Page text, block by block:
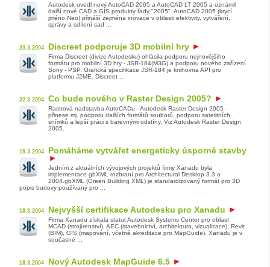
Autodesk uvedl nový AutoCAD 2005 a AutoCAD LT 2005 a oznámil
další nové CAD a GIS produkty řady "2005". AutoCAD 2005 (krycí
jméno Neo) přináší zejména inovace v oblasti efektivity, vytváření,
správy a sdílení sad ...
23.3.2004 Discreet podporuje 3D mobilní hry
Firma Discreet (divize Autodesku) ohlásila podporu nejnovějšího
formátu pro mobilní 3D hry - JSR-184(M3G) a podporu nového zařízení
Sony - PSP. Grafická specifikace JSR-184 je knihovna API pro
platformu J2ME. Discreet ...
22.3.2004 Co bude nového v Raster Design 2005?
Rastrová nadstavba AutoCADu - Autodesk Raster Design 2005 -
přinese mj. podporu dalších formátů souborů, podporu satelitních
snímků a lepší práci s barevnými odstíny. Viz Autodesk Raster Design
2005.
19.3.2004 Pomáháme vytvářet energeticky úsporné stavby
Jedním z aktuálních vývojových projektů firmy Xanadu byla
implementace gbXML rozhraní pro Architectural Desktop 3.3 a
2004.gbXML (Green Building XML) je standardizovaný formát pro 3D
popis budovy používaný pro ...
18.3.2004 Nejvyšší certifikace Autodesku pro Xanadu
Firma Xanadu získala statut Autodesk Systems Center pro oblast
MCAD (strojírenství), AEC (stavebnictví, architektura, vizualizace), Revit
(BIM), GIS (mapování, včetně akreditace pro MapGuide). Xanadu je v
současné ...
18.3.2004 Nový Autodesk MapGuide 6.5